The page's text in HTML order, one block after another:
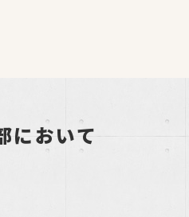
において